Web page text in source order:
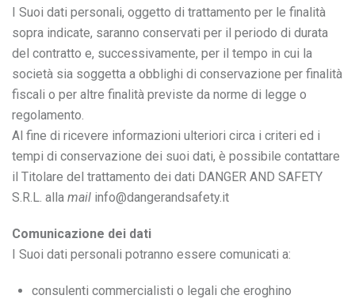
I Suoi dati personali, oggetto di trattamento per le finalità
sopra indicate, saranno conservati per il periodo di durata
del contratto e, successivamente, per il tempo in cui la
società sia soggetta a obblighi di conservazione per finalità
fiscali o per altre finalità previste da norme di legge o
regolamento.
Al fine di ricevere informazioni ulteriori circa i criteri ed i
tempi di conservazione dei suoi dati, è possibile contattare
il Titolare del trattamento dei dati DANGER AND SAFETY
S.R.L. alla mail info@dangerandsafety.it
Comunicazione dei dati
I Suoi dati personali potranno essere comunicati a:
consulenti commercialisti o legali che eroghino